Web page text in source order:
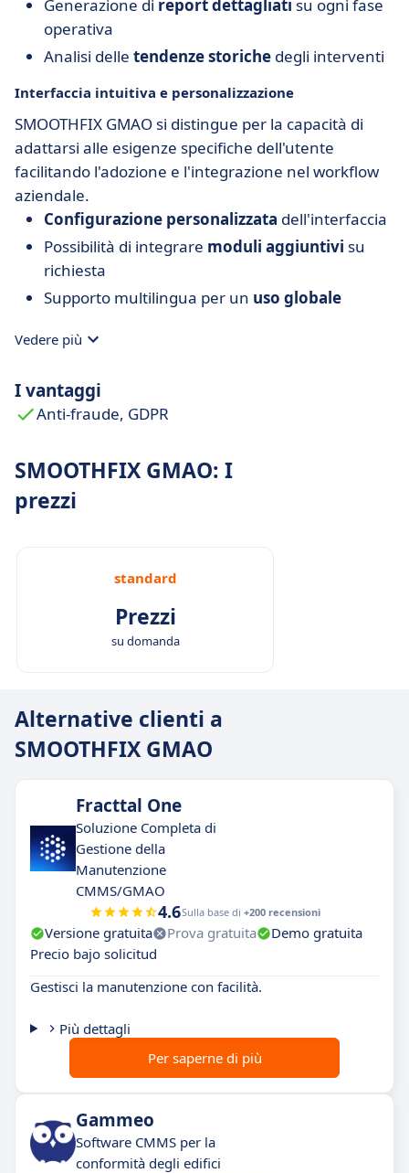
Generazione di report dettagliati su ogni fase
operativa
Analisi delle tendenze storiche degli interventi
Interfaccia intuitiva e personalizzazione
SMOOTHFIX GMAO si distingue per la capacità di
adattarsi alle esigenze specifiche dell'utente
facilitando l'adozione e l'integrazione nel workflow
aziendale.
Configurazione personalizzata dell'interfaccia
Possibilità di integrare moduli aggiuntivi su
richiesta
Supporto multilingua per un uso globale
Vedere più
I vantaggi
Anti-fraude, GDPR
SMOOTHFIX GMAO: I
prezzi
standard
Prezzi
su domanda
Alternative clienti a
SMOOTHFIX GMAO
Fracttal One
Soluzione Completa di
Gestione della
Manutenzione
CMMS/GMAO
4.6Sulla base di +200 recensioni
Versione gratuita Prova gratuita
Demo gratuita
Precio bajo solicitud
Gestisci la manutenzione con facilità.
Più dettagli
Per saperne di più
Gammeo
Software CMMS per la
conformità degli edifici